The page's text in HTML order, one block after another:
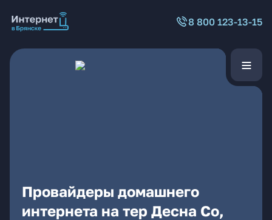
8 800 123-13-15
Провайдеры домашнего
интернета на тер Десна Со,